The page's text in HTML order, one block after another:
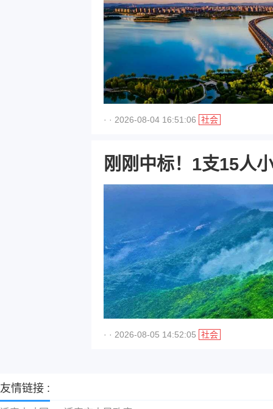
· · 2026-08-04 16:51:06 社会
刚刚中标！1支15人
· · 2026-08-05 14:52:05 社会
友情链接 :